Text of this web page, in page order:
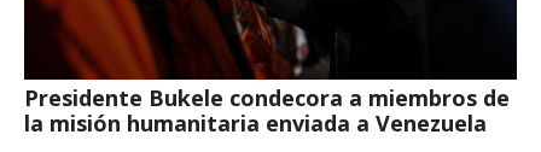
Presidente Bukele condecora a miembros de
la misión humanitaria enviada a Venezuela